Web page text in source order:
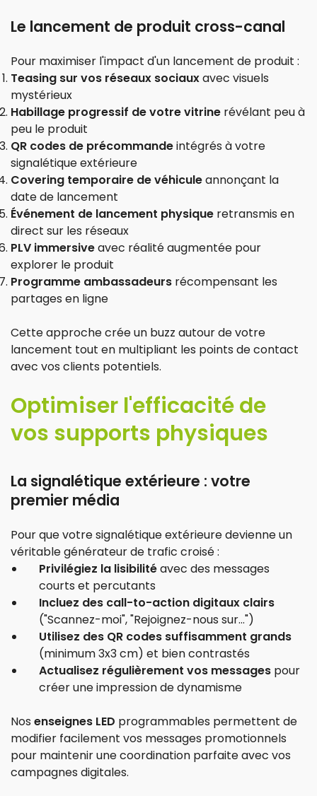
Le lancement de produit cross-canal
Pour maximiser l'impact d'un lancement de produit :
Teasing sur vos réseaux sociauxavec visuels
mystérieux
Habillage progressif de votre vitrine révélant peu à
peu le produit
QR codes de précommandeintégrés à votre
signalétique extérieure
Covering temporaire de véhiculeannonçant la
date de lancement
Événement de lancement physique retransmis en
direct sur les réseaux
PLV immersiveavec réalité augmentée pour
explorer le produit
Programme ambassadeurs récompensant les
partages en ligne
Cette approche crée un buzz autour de votre
lancement tout en multipliant les points de contact
avec vos clients potentiels.
Optimiser l'efficacité de
vos supports physiques
La signalétique extérieure : votre
premier média
Pour que votre signalétique extérieure devienne un
véritable générateur de trafic croisé :
Privilégiez la lisibilitéavec des messages
courts et percutants
Incluez des call-to-action digitaux clairs
("Scannez-moi", "Rejoignez-nous sur...")
Utilisez des QR codes suffisamment grands
(minimum 3x3 cm) et bien contrastés
Actualisez régulièrement vos messages pour
créer une impression de dynamisme
Nos enseignes LED programmables permettent de
modifier facilement vos messages promotionnels
pour maintenir une coordination parfaite avec vos
campagnes digitales.